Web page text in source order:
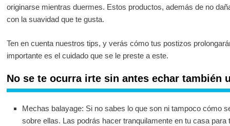
originarse mientras duermes. Estos productos, además de no
con la suavidad que te gusta.
Ten en cuenta nuestros tips, y verás cómo tus postizos
importante es el cuidado que se le preste a este.
No se te ocurra irte sin antes echar también
Mechas balayage: Si no sabes lo que son ni tampoco cómo
sobre ellas. Las podrás hacer tranquilamente en tu casa para